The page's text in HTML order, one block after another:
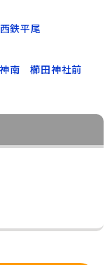
西鉄平尾
南
櫛田神社前